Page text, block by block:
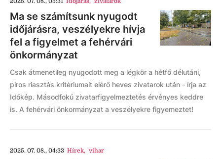
Ma se számítsunk nyugodt
időjárásra, veszélyekre hívja
fel a figyelmet a fehérvári
önkormányzat
Csak átmenetileg nyugodott meg a légkör a hétfő délutáni,
piros riasztás kritériumait elérő heves zivatarok után - írja az
Időkép. Másodfokú zivatarfigyelmeztetés érvényes keddre
is. A fehérvári önkormányzat a veszélyekre figyemeztet!
2025. 07. 08., 04:33 Hírek, vihar